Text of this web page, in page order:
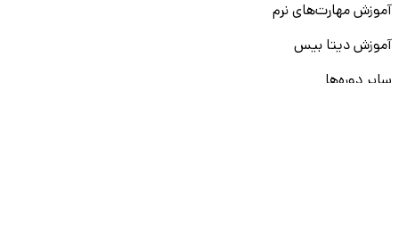
آموزش مهارت‌های نرم
آموزش دیتا بیس
سایر دوره‌ها